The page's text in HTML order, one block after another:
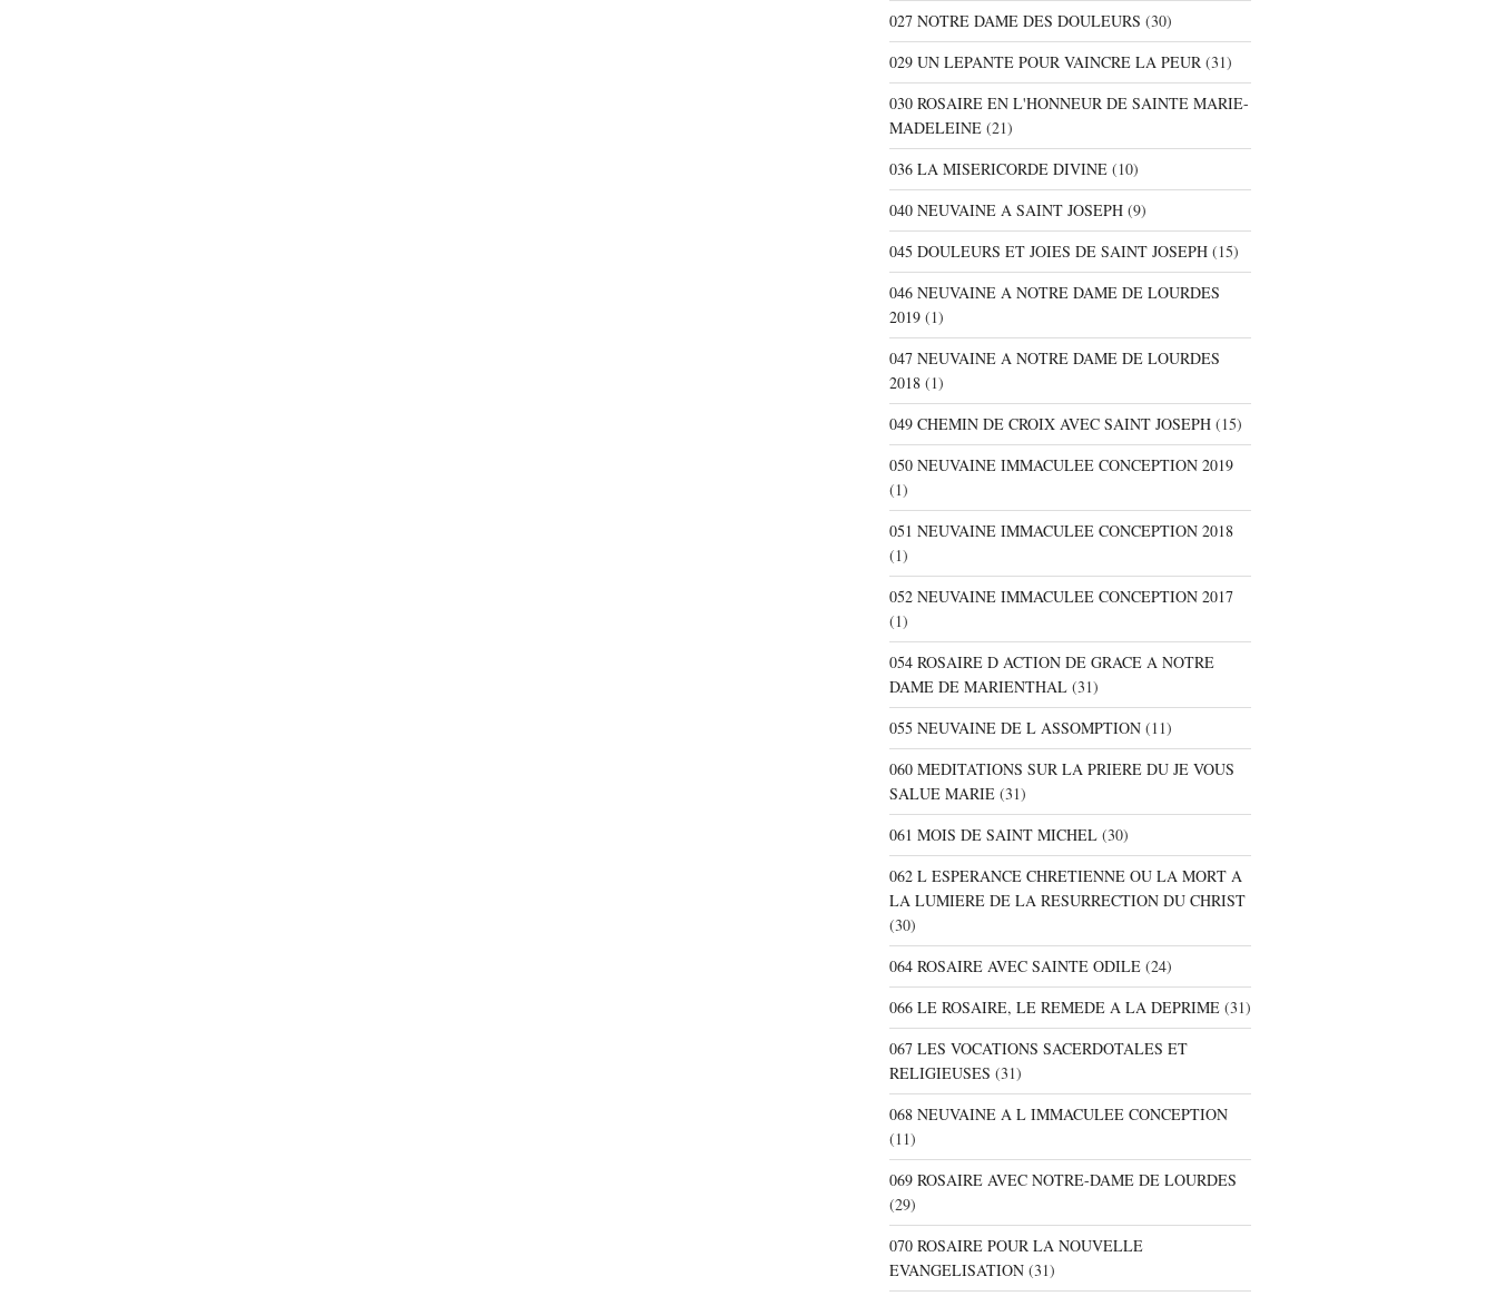
027 NOTRE DAME DES DOULEURS (30)
029 UN LEPANTE POUR VAINCRE LA PEUR(31)
030 ROSAIRE EN L'HONNEUR DE SAINTE MARIE-
MADELEINE(21)
036 LA MISERICORDE DIVINE(10)
040 NEUVAINE A SAINT JOSEPH(9)
045 DOULEURS ET JOIES DE SAINT JOSEPH(15)
046 NEUVAINE A NOTRE DAME DE LOURDES
2019(1)
047 NEUVAINE A NOTRE DAME DE LOURDES
2018(1)
049 CHEMIN DE CROIX AVEC SAINT JOSEPH(15)
050 NEUVAINE IMMACULEE CONCEPTION 2019
(1)
051 NEUVAINE IMMACULEE CONCEPTION 2018
(1)
052 NEUVAINE IMMACULEE CONCEPTION 2017
(1)
054 ROSAIRE D ACTION DE GRACE A NOTRE
DAME DE MARIENTHAL(31)
055 NEUVAINE DE L ASSOMPTION(11)
060 MEDITATIONS SUR LA PRIERE DU JE VOUS
SALUE MARIE(31)
061 MOIS DE SAINT MICHEL(30)
062 L ESPERANCE CHRETIENNE OU LA MORT A
LA LUMIERE DE LA RESURRECTION DU CHRIST
(30)
064 ROSAIRE AVEC SAINTE ODILE(24)
066 LE ROSAIRE, LE REMEDE A LA DEPRIME(31)
067 LES VOCATIONS SACERDOTALES ET
RELIGIEUSES (31)
068 NEUVAINE A L IMMACULEE CONCEPTION
(11)
069 ROSAIRE AVEC NOTRE-DAME DE LOURDES
(29)
070 ROSAIRE POUR LA NOUVELLE
EVANGELISATION(31)